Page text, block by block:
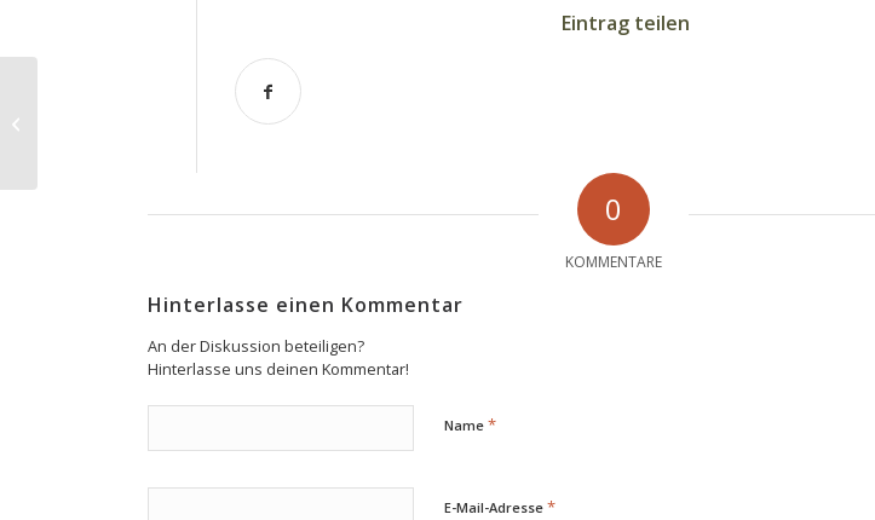
Eintrag teilen
0
KOMMENTARE
Hinterlasse einen Kommentar
An der Diskussion beteiligen?
Hinterlasse uns deinen Kommentar!
Name *
E-Mail-Adresse *